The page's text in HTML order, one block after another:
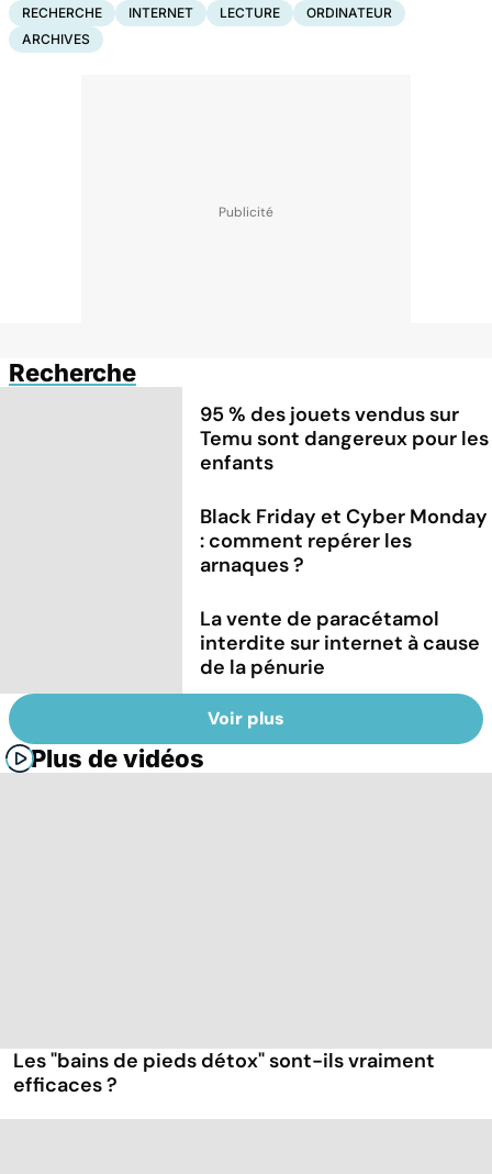
RECHERCHE INTERNET LECTURE
ORDINATEUR
ARCHIVES
Recherche
95 % des jouets vendus sur
Temu sont dangereux pour les
enfants
Black Friday et Cyber Monday
: comment repérer les
arnaques ?
La vente de paracétamol
interdite sur internet à cause
de la pénurie
Voir plus
Plus de vidéos
Les "bains de pieds détox" sont-ils vraiment
efficaces ?